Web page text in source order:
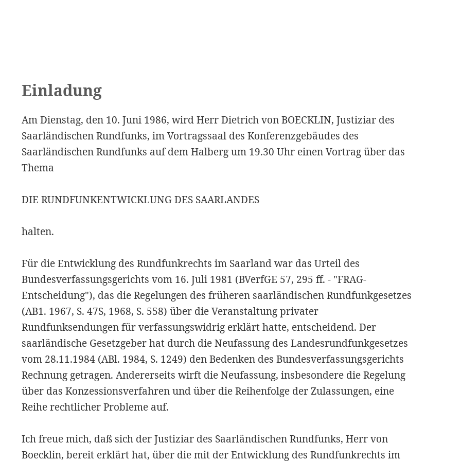
Einladung
Am Dienstag, den 10. Juni 1986, wird Herr Dietrich von BOECKLIN, Justiziar des
Saarländischen Rundfunks, im Vortragssaal des Konferenzgebäudes des
Saarländischen Rundfunks auf dem Halberg um 19.30 Uhr einen Vortrag über das
Thema
DIE RUNDFUNKENTWICKLUNG DES SAARLANDES
halten.
Für die Entwicklung des Rundfunkrechts im Saarland war das Urteil des
Bundesverfassungsgerichts vom 16. Juli 1981 (BVerfGE 57, 295 ff. - "FRAG-
Entscheidung"), das die Regelungen des früheren saarländischen Rundfunkgesetzes
(AB1. 1967, S. 47S, 1968, S. 558) über die Veranstaltung privater
Rundfunksendungen für verfassungswidrig erklärt hatte, entscheidend. Der
saarländische Gesetzgeber hat durch die Neufassung des Landesrundfunkgesetzes
vom 28.11.1984 (ABl. 1984, S. 1249) den Bedenken des Bundesverfassungsgerichts
Rechnung getragen. Andererseits wirft die Neufassung, insbesondere die Regelung
über das Konzessionsverfahren und über die Reihenfolge der Zulassungen, eine
Reihe rechtlicher Probleme auf.
Ich freue mich, daß sich der Justiziar des Saarländischen Rundfunks, Herr von
Boecklin, bereit erklärt hat, über die mit der Entwicklung des Rundfunkrechts im